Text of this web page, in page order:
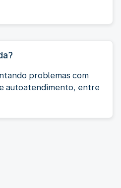
problemas com
autoatendimento, entre